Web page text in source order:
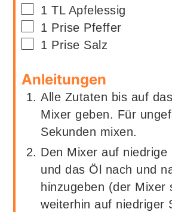
▢
1 TL Apfelessig
▢
1 Prise Pfeffer
▢
1 Prise Salz
Anleitungen
Alle Zutaten bis auf
Mixer geben. Für
Sekunden mixen.
Den Mixer auf niedrige
und das Öl nach und
hinzugeben (der Mixer
weiterhin auf niedriger